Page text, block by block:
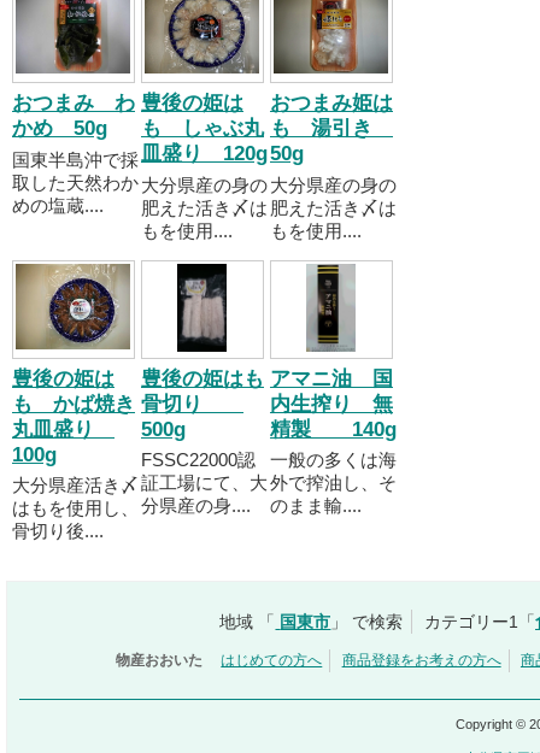
おつまみ わ
かめ 50g
国東半島沖で採
取した天然わか
めの塩蔵....
豊後の姫は
も しゃぶ丸
皿盛り 120g
大分県産の身の
肥えた活き〆は
もを使用....
おつまみ姫は
も 湯引き
50g
大分県産の身の
肥えた活き〆は
もを使用....
豊後の姫は
も かば焼き
丸皿盛り
100g
大分県産活き〆
はもを使用し、
骨切り後....
豊後の姫はも
骨切り
500g
FSSC22000認
証工場にて、大
分県産の身....
アマニ油 国
内生搾り 無
精製 140g
一般の多くは海
外で搾油し、そ
のまま輸....
地域 「 国東市 」 で検索 カテゴリー1「
物産おおいた はじめての方へ 商品登録をお考えの方へ 商
Copyright ©